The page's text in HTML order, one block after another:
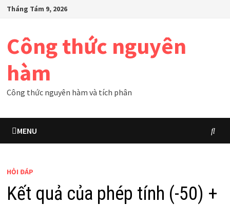
SkipTháng Tám 9, 2026
Công thức nguyên
hàm
Công thức nguyên hàm và tích phân
MENU
HỎI ĐÁP
Kết quả của phép tính (-50) +